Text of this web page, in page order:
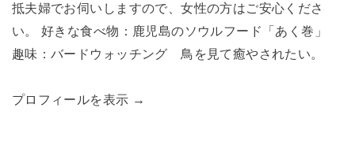
抵夫婦でお伺いしますので、女性の方はご安心くださ
い。 好きな食べ物：鹿児島のソウルフード「あく巻」
趣味：バードウォッチング 鳥を見て癒やされたい。
プロフィールを表示 →